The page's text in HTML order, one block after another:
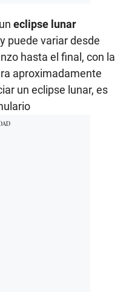
eclipse lunar
puede variar desde
hasta el final, con la
aproximadamente
un eclipse lunar, es